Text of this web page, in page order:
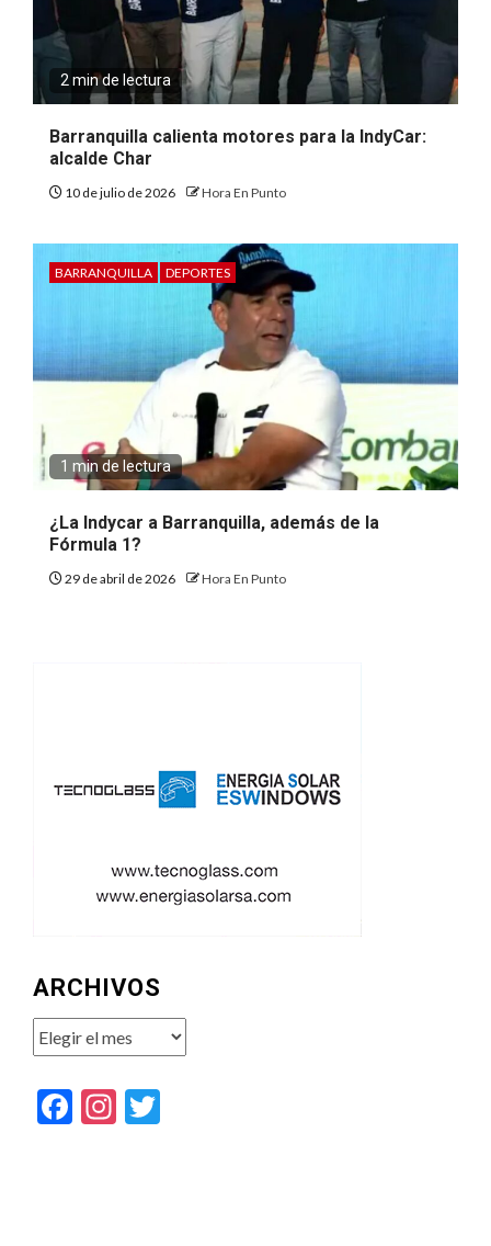
2 min de lectura
Barranquilla calienta motores para la IndyCar:
alcalde Char
10 de julio de 2026 Hora En Punto
BARRANQUILLA DEPORTES
1 min de lectura
¿La Indycar a Barranquilla, además de la
Fórmula 1?
29 de abril de 2026 Hora En Punto
ARCHIVOS
Archivos
Facebook
Instagram